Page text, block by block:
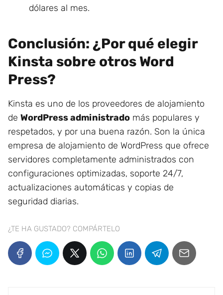
dólares al mes.
Conclusión: ¿Por qué elegir
Kinsta sobre otros Word
Press?
Kinsta es uno de los proveedores de alojamiento
de WordPress administrado más populares y
respetados, y por una buena razón. Son la única
empresa de alojamiento de WordPress que ofrece
servidores completamente administrados con
configuraciones optimizadas, soporte 24/7,
actualizaciones automáticas y copias de
seguridad diarias.
¿TE HA GUSTADO? COMPÁRTELO